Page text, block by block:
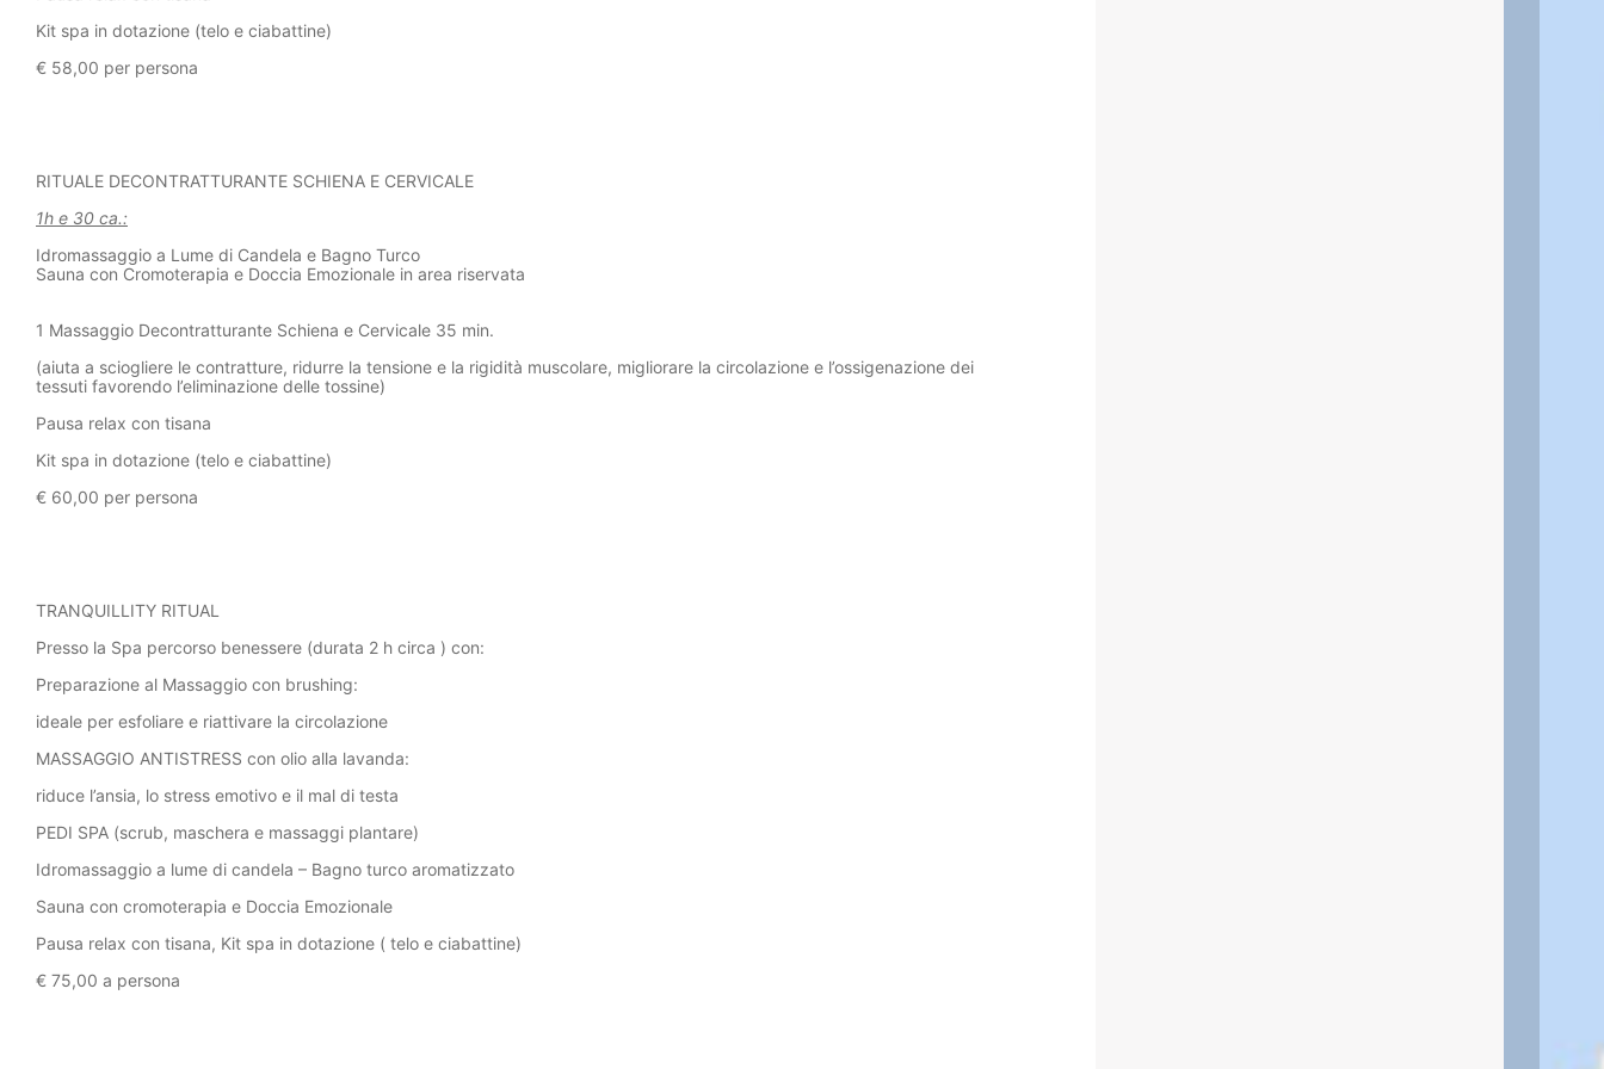
Kit spa in dotazione (telo e ciabattine)
€ 58,00 per persona
RITUALE DECONTRATTURANTE SCHIENA E CERVICALE
1h e 30 ca.:
Idromassaggio a Lume di Candela e Bagno Turco
Sauna con Cromoterapia e Doccia Emozionale in area riservata
1 Massaggio Decontratturante Schiena e Cervicale 35 min.
(aiuta a sciogliere le contratture, ridurre la tensione e la rigidità muscolare, migliorare la circolazione e l’ossigenazione dei
tessuti favorendo l’eliminazione delle tossine)
Pausa relax con tisana
Kit spa in dotazione (telo e ciabattine)
€ 60,00 per persona
TRANQUILLITY RITUAL
Presso la Spa percorso benessere (durata 2 h circa ) con:
Preparazione al Massaggio con brushing:
ideale per esfoliare e riattivare la circolazione
MASSAGGIO ANTISTRESS con olio alla lavanda:
riduce l’ansia, lo stress emotivo e il mal di testa
PEDI SPA (scrub, maschera e massaggi plantare)
Idromassaggio a lume di candela – Bagno turco aromatizzato
Sauna con cromoterapia e Doccia Emozionale
Pausa relax con tisana, Kit spa in dotazione ( telo e ciabattine)
€ 75,00 a persona